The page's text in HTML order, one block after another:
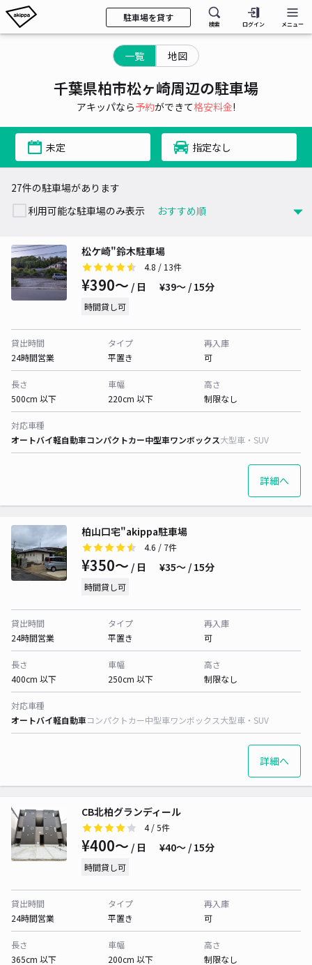
駐車場を貸す
検索 ログイン メニュー
一覧 地図
千葉県柏市松ヶ崎周辺の駐車場
アキッパなら予約ができて格安料金!
未定 指定なし
27件の駐車場があります
利用可能な駐車場のみ表示
松ケ崎"鈴木駐車場
4.8 / 13件
¥390〜 / 日 ¥39〜 / 15分
時間貸し可
貸出時間
24時間営業
タイプ
平置き
再入庫
可
長さ
500cm 以下
車幅
220cm 以下
高さ
制限なし
対応車種
オートバイ軽自動車コンパクトカー中型車ワンボックス大型車・SUV
詳細へ
柏山口宅"akippa駐車場
4.6 / 7件
¥350〜 / 日 ¥35〜 / 15分
時間貸し可
貸出時間
24時間営業
タイプ
平置き
再入庫
可
長さ
400cm 以下
車幅
250cm 以下
高さ
制限なし
対応車種
オートバイ軽自動車コンパクトカー中型車ワンボックス大型車・SUV
詳細へ
CB北柏グランディール
4/ 5件
¥400〜 / 日 ¥40〜 / 15分
時間貸し可
貸出時間
24時間営業
タイプ
平置き
再入庫
可
長さ
365cm 以下
車幅
200cm 以下
高さ
制限なし